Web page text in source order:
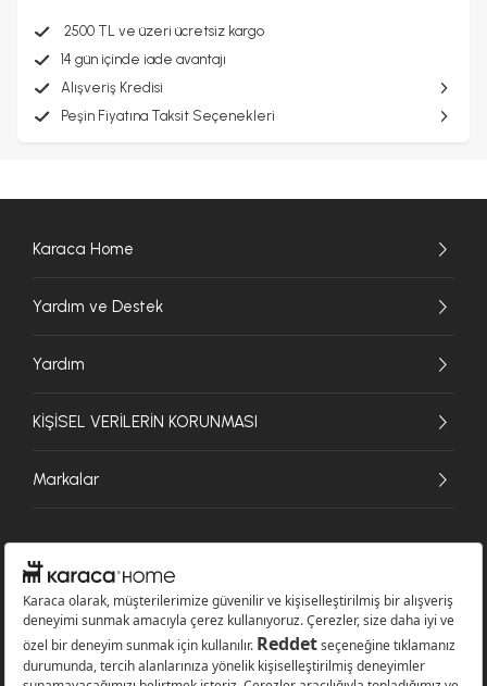
2500 TL ve üzeri ücretsiz kargo
14 gün içinde iade avantajı
Alışveriş Kredisi
Peşin Fiyatına Taksit Seçenekleri
Karaca Home
Yardım ve Destek
Yardım
KİŞİSEL VERİLERİN KORUNMASI
Markalar